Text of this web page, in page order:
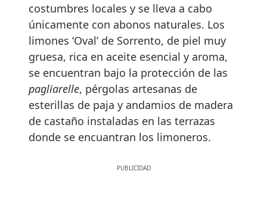
costumbres locales y se lleva a cabo
únicamente con abonos naturales. Los
limones ‘Oval’ de Sorrento, de piel muy
gruesa, rica en aceite esencial y aroma,
se encuentran bajo la protección de las
pagliarelle, pérgolas artesanas de
esterillas de paja y andamios de madera
de castaño instaladas en las terrazas
donde se encuantran los limoneros.